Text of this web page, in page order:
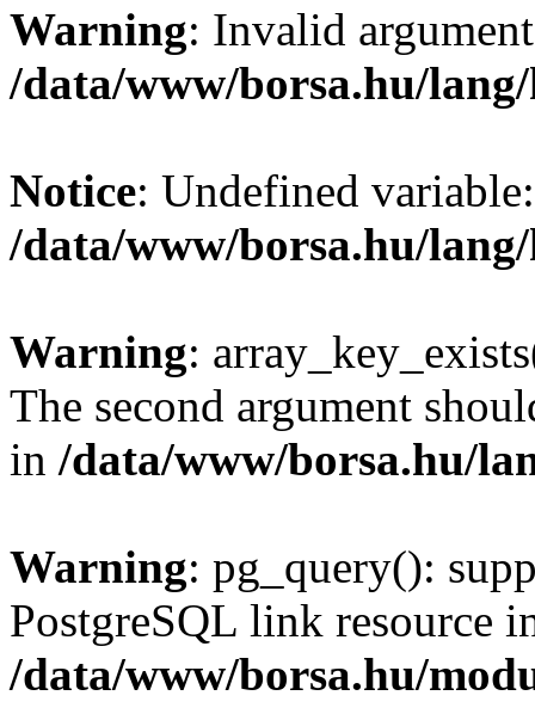
Warning: Invalid
/data/www/borsa.hu/
Notice: Undefined
/data/www/borsa.hu/
Warning:
The second argument
in /data/www/borsa.hu/
Warning: pg_query():
PostgreSQL link resource
/data/www/borsa.hu/